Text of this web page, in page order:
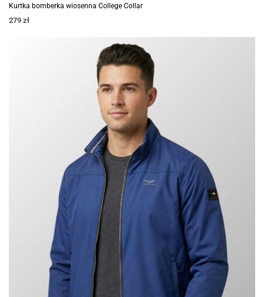
Kurtka bomberka wiosenna College Collar
279 zł